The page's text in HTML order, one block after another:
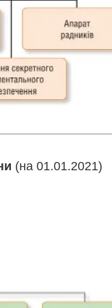
(на 01.01.2021)